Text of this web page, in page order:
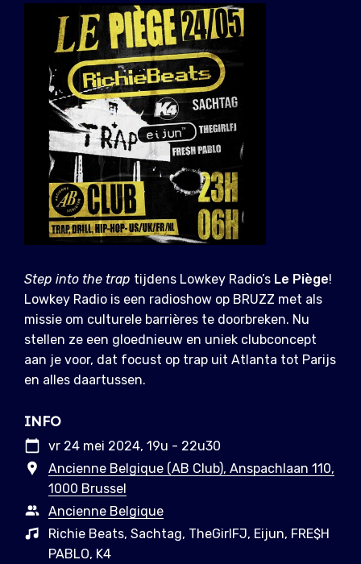
Step into the trap tijdens Lowkey Radio’s Le Piège!
Lowkey Radio is een radioshow op BRUZZ met als
missie om culturele barrières te doorbreken. Nu
stellen ze een gloednieuw en uniek clubconcept
aan je voor, dat focust op trap uit Atlanta tot Parijs
en alles daartussen.
INFO
vr 24 mei 2024, 19u - 22u30
Ancienne Belgique (AB Club), Anspachlaan 110,
1000 Brussel
Ancienne Belgique
Richie Beats, Sachtag, TheGirlFJ, Eijun, FRE$H
PABLO, K4